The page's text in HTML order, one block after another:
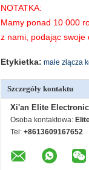
NOTATKA:
Mamy ponad 10 000
z nami, podając swoje
Etykietka: małe złącza
Szczegóły kontaktu
Xi'an Elite
Osoba kontaktowa:
Tel: +8613609167652